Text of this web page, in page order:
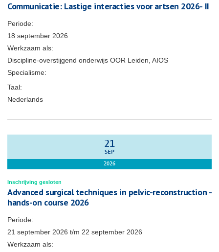
Communicatie: Lastige interacties voor artsen 2026- II
Periode:
18 september 2026
Werkzaam als:
Discipline-overstijgend onderwijs OOR Leiden, AIOS
Specialisme:
Taal:
Nederlands
21
SEP
2026
Inschrijving gesloten
Advanced surgical techniques in pelvic-reconstruction -
hands-on course 2026
Periode:
21 september 2026 t/m 22 september 2026
Werkzaam als: